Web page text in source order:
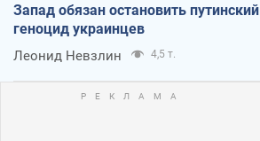
Запад обязан остановить путинский
геноцид украинцев
Леонид Невзлин 4,5 т.